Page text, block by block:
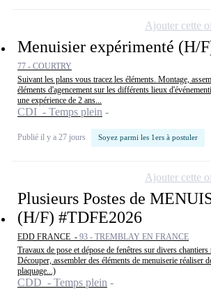
Menuisier expérimenté (H/
77 - COURTRY
Suivant les plans vous tracez les éléments. Montage,
éléments d'agencement sur les différents lieux
une expérience de 2 ans...
CDI - Temps plein
Publié il y a 27 jours Soyez parmi les 1ers à postuler
Ajouter cette
Plusieurs Postes de
(H/F) #TDFE2026
EDD FRANCE - 93 - TREMBLAY EN FRANCE
Travaux de pose et dépose de fenêtres sur divers chantiers
Découper, assembler des éléments de menuiserie réaliser
plaquage...)
CDD - Temps plein
Ajouter cette